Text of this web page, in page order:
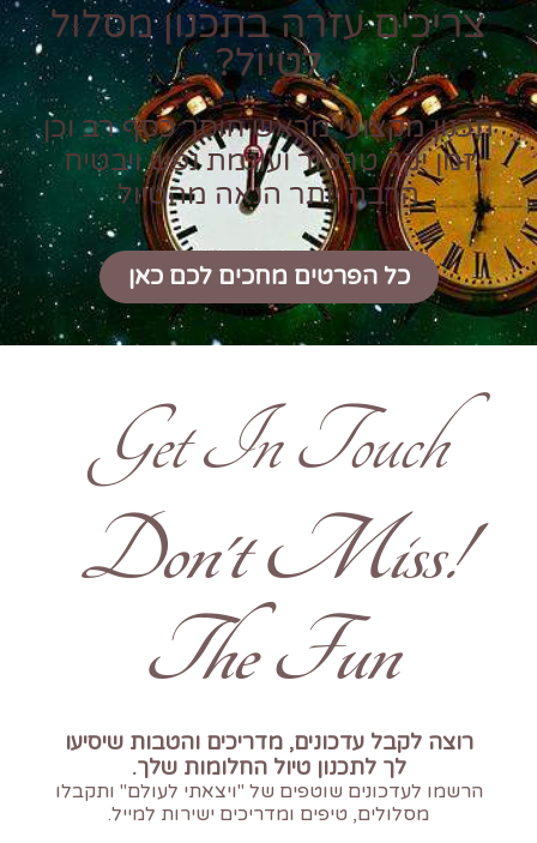
צריכים עזרה בתכנון מסלול
לטיול?
תכנון מקצועי מראש חוסך כסף רב וכן
זמן יקר טרטור ועוגמת נפש ויבטיח
הרבה יותר הנאה מהטיול
כל הפרטים מחכים לכם כאן
Get In Touch
!Don't Miss
The Fun